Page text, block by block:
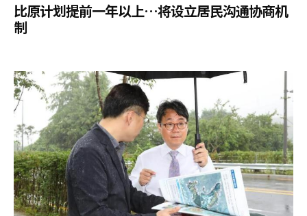
比原计划提前一年以上…将设立居民沟通协商机
制